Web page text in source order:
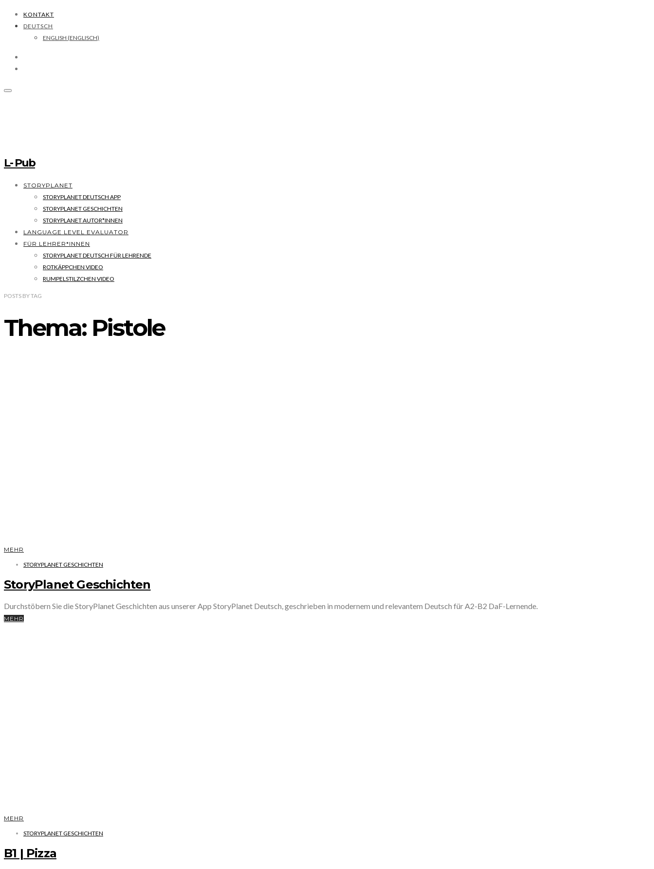
KONTAKT
DEUTSCH
ENGLISH (ENGLISCH)
L- Pub
STORYPLANET
STORYPLANET DEUTSCH APP
STORYPLANET GESCHICHTEN
STORYPLANET AUTOR*INNEN
LANGUAGE LEVEL EVALUATOR
FÜR LEHRER*INNEN
STORYPLANET DEUTSCH FÜR LEHRENDE
ROTKÄPPCHEN VIDEO
RUMPELSTILZCHEN VIDEO
POSTS BYTAG
Thema: Pistole
MEHR
STORYPLANET GESCHICHTEN
StoryPlanet Geschichten
Durchstöbern Sie die StoryPlanet Geschichten aus unserer App StoryPlanet Deutsch, geschrieben in modernem und relevantem Deutsch für A2-B2 DaF-Lernende.
MEHR
MEHR
STORYPLANET GESCHICHTEN
B1 | Pizza